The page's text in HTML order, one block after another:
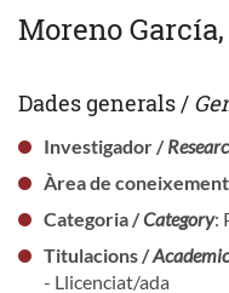
Moreno
Dades generals /
Investigador /
Àrea de
Categoria /Category:
Titulacions /
- Llicenciat/ada